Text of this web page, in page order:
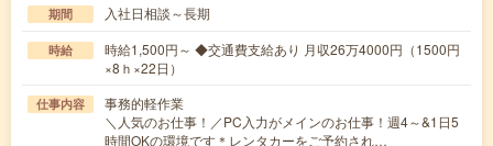
期間 入社日相談～長期
時給
時給1,500円～ ◆交通費支給あり 月収26万4000円（1500円
×8ｈ×22日）
仕事内容
事務的軽作業
＼人気のお仕事！／PC入力がメインのお仕事！週4～&1日5
時間OKの環境です＊レンタカーをご予約され…